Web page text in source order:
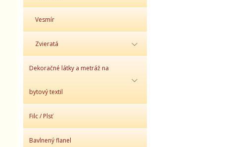
Vesmír
Zvieratá
Dekoračné látky a metráž na
bytový textil
Filc / Plsť
Bavlnený flanel